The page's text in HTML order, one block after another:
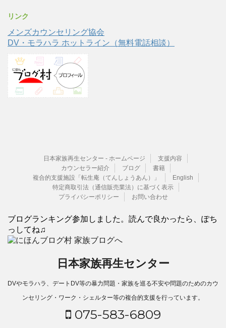
リンク
メンズカウンセリング協会
DV・モラハラ ホットライン（無料電話相談）
日本家族再生センター - ホームページ
支援内容
カウンセラー紹介
ブログ
書籍
複合的支援施設「転生庵（てんしょうあん）」
English
特定商取引法（通信販売業法）に基づく表示
プライバシーポリシー
お問い合わせ
ブログランキング参加しました。読んで良かったら、ぽち
っしてね♫
日本家族再生センター
DVやモラハラ、デートDV等の暴力問題・家族を巡る不安や問題のためのカウ
ンセリング・ワーク・シェルター等の複合的支援を行っています。
075-583-6809